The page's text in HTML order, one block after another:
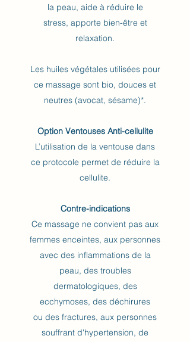
la peau, aide à réduire le
stress, apporte bien-être et
relaxation.
Les huiles végétales utilisées pour
ce massage sont bio, douces et
neutres (avocat, sésame)*.
Option Ventouses Anti-cellulite
L’utilisation de la ventouse dans
ce protocole permet de réduire la
cellulite.
Contre-indications
Ce massage ne convient pas aux
femmes enceintes, aux personnes
avec des inflammations de la
peau, des troubles
dermatologiques, des
ecchymoses, des déchirures
ou des fractures, aux personnes
souffrant d'hypertension, de